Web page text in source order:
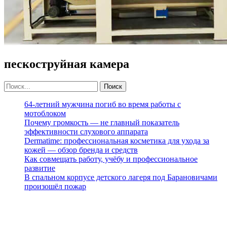
пескоструйная камера
64-летний мужчина погиб во время работы с
мотоблоком
Почему громкость — не главный показатель
эффективности слухового аппарата
Dermatime: профессиональная косметика для ухода за
кожей — обзор бренда и средств
Как совмещать работу, учёбу и профессиональное
развитие
В спальном корпусе детского лагеря под Барановичами
произошёл пожар